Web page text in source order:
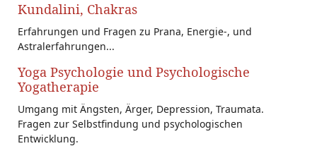
Kundalini, Chakras
Erfahrungen und Fragen zu Prana, Energie-, und
Astralerfahrungen...
Yoga Psychologie und Psychologische
Yogatherapie
Umgang mit Ängsten, Ärger, Depression, Traumata.
Fragen zur Selbstfindung und psychologischen
Entwicklung.